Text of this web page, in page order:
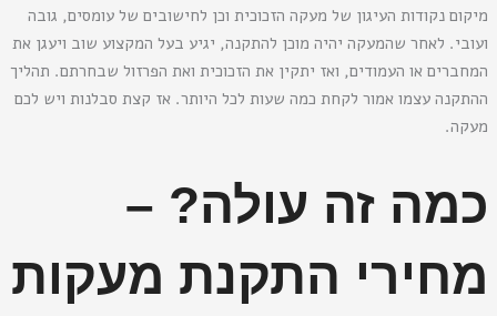
מיקום נקודות העיגון של מעקה הזכוכית וכן לחישובים של עומסים, גובה
ועובי. לאחר שהמעקה יהיה מוכן להתקנה, יגיע בעל המקצוע שוב ויעגן את
המחברים או העמודים, ואז יתקין את הזכוכית ואת הפרזול שבחרתם. תהליך
ההתקנה עצמו אמור לקחת כמה שעות לכל היותר. אז קצת סבלנות ויש לכם
מעקה.
כמה זה עולה? –
מחירי התקנת מעקות